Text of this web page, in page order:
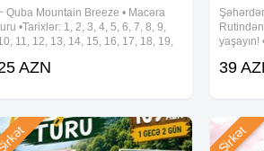
Quba Mountain Breeze • Macəra
•Tarixlər: 1, 2, 3, 4, 5, 6, 7, 8, 9,
11, 12, 13, 14, 15, 16, 17, 18, 19,
31 Avqust •Qiymət: • Ekonom
AZN
yaşayın!
səhər
39
Şirkət